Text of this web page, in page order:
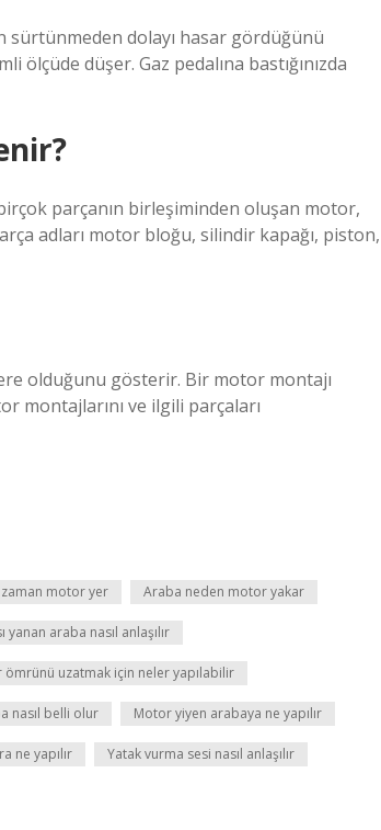
sürtünmeden dolayı hasar gördüğünü
ölçüde düşer. Gaz pedalına bastığınızda
parçanın birleşiminden oluşan motor,
adları motor bloğu, silindir kapağı, piston,
olduğunu gösterir. Bir motor montajı
montajlarını ve ilgili parçaları
motor yer Araba neden motor yakar
yanan araba nasıl anlaşılır
ömrünü uzatmak için neler yapılabilir
nasıl belli olur Motor yiyen arabaya ne yapılır
ne yapılır Yatak vurma sesi nasıl anlaşılır